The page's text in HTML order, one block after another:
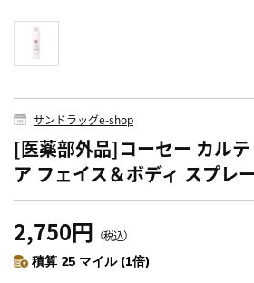
サンドラッグe-shop
[医薬部外品]コーセー カル
ア フェイス＆ボディ スプレ
2,750円 （税込）
積算 25 マイル (1倍)